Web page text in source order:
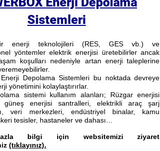
Sistemleri
enerji teknolojileri (RES, GES vb.) ve
yöntemler elektrik enerjisi üretebilirler ancak
koşulları nedeniyle artan enerji taleplerine
Depolama Sistemleri bu noktada devreye
yönetimini kolaylaştırırlar.
sistemi kullanım alanları; Rüzgar enerjisi
güneş enerjisi santralleri, elektrikli araç şarj
veri merkezleri, endüstriyel binalar, kamu
tesisler, hastaneler ve dahası…
bilgi için websitemizi ziyaret
(tıklayınız).